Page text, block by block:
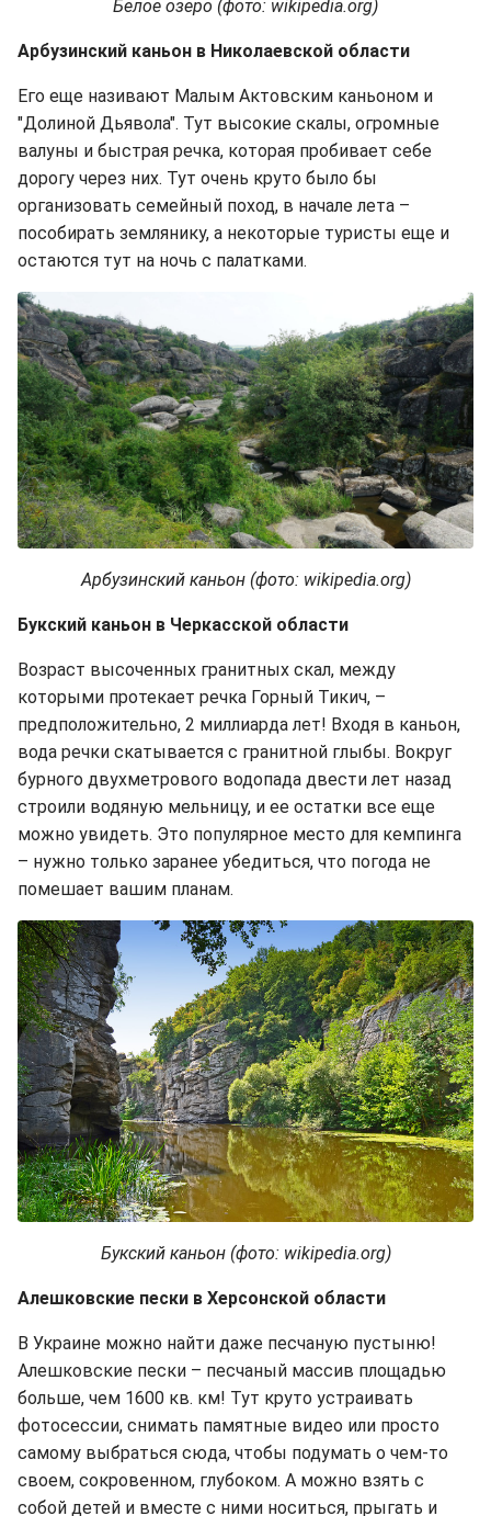
Белое озеро (фото: wikipedia.org)
Арбузинский каньон в Николаевской области
Его еще називают Малым Актовским каньоном и
"Долиной Дьявола". Тут высокие скалы, огромные
валуны и быстрая речка, которая пробивает себе
дорогу через них. Тут очень круто было бы
организовать семейный поход, в начале лета –
пособирать землянику, а некоторые туристы еще и
остаются тут на ночь с палатками.
Арбузинский каньон (фото: wikipedia.org)
Букский каньон в Черкасской области
Возраст высоченных гранитных скал, между
которыми протекает речка Горный Тикич, –
предположительно, 2 миллиарда лет! Входя в каньон,
вода речки скатывается с гранитной глыбы. Вокруг
бурного двухметрового водопада двести лет назад
строили водяную мельницу, и ее остатки все еще
можно увидеть. Это популярное место для кемпинга
– нужно только заранее убедиться, что погода не
помешает вашим планам.
Букский каньон (фото: wikipedia.org)
Алешковские пески в Херсонской области
В Украине можно найти даже песчаную пустыню!
Алешковские пески – песчаный массив площадью
больше, чем 1600 кв. км! Тут круто устраивать
фотосессии, снимать памятные видео или просто
самому выбраться сюда, чтобы подумать о чем-то
своем, сокровенном, глубоком. А можно взять с
собой детей и вместе с ними носиться, прыгать и